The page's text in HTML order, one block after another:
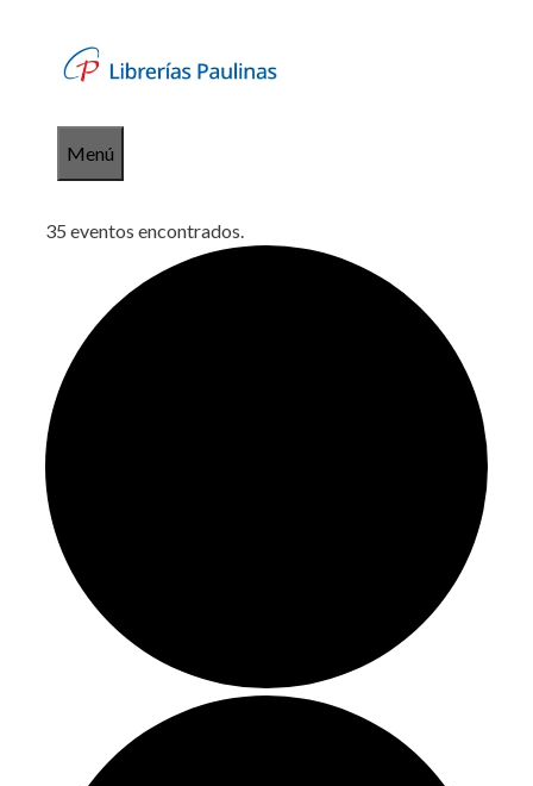
contenido
Menú
35 eventos encontrados.